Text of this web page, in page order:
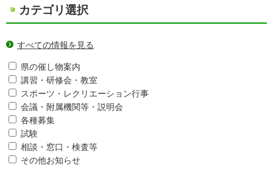
カテゴリ選択
すべての情報を見る
県の催し物案内
講習・研修会・教室
スポーツ・レクリエーション行事
会議・附属機関等・説明会
各種募集
試験
相談・窓口・検査等
その他お知らせ